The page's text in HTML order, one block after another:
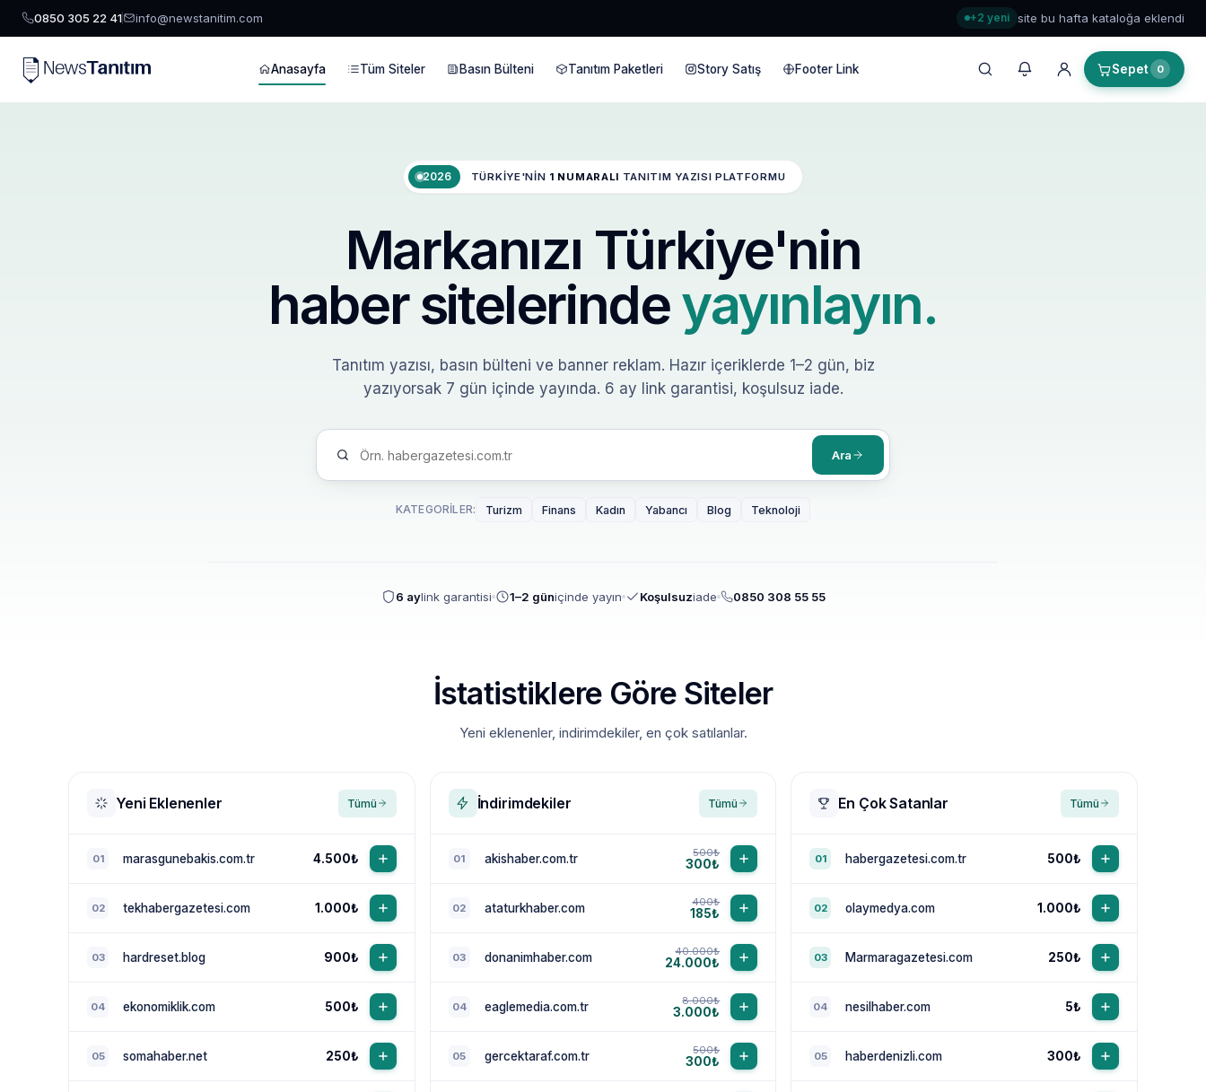
0850 305 22 41 info@newstanitim.com +2 yeni site bu hafta kataloğa eklendi
Anasayfa Tüm Siteler Basın Bülteni Tanıtım Paketleri Story Satış Footer Link Sepet 0
2026 TÜRKIYE'NIN 1 NUMARALI TANITIM YAZISI PLATFORMU
Markanızı Türkiye'nin
haber sitelerindeyayınlayın.
Tanıtım yazısı, basın bülteni ve banner reklam. Hazır içeriklerde 1–2 gün, biz
yazıyorsak 7 gün içinde yayında. 6 ay link garantisi, koşulsuz iade.
Ara
KATEGORILER: Turizm Finans Kadın Yabancı Blog Teknoloji
6 aylink garantisi 1–2 güniçinde yayın Koşulsuziade 0850 308 55 55
İstatistiklere Göre Siteler
Yeni eklenenler, indirimdekiler, en çok satılanlar.
Yeni Eklenenler Tümü
01 marasgunebakis.com.tr 4.500₺
02 tekhabergazetesi.com 1.000₺
03 hardreset.blog 900₺
04 ekonomiklik.com 500₺
05 somahaber.net 250₺
İndirimdekiler Tümü
01 akishaber.com.tr 500₺
300₺
02 ataturkhaber.com 400₺
185₺
03 donanimhaber.com 40.000₺
24.000₺
04 eaglemedia.com.tr 8.000₺
3.000₺
05 gercektaraf.com.tr 500₺
300₺
En Çok Satanlar Tümü
01 habergazetesi.com.tr 500₺
02 olaymedya.com 1.000₺
03 Marmaragazetesi.com 250₺
04 nesilhaber.com 5₺
05 haberdenizli.com 300₺